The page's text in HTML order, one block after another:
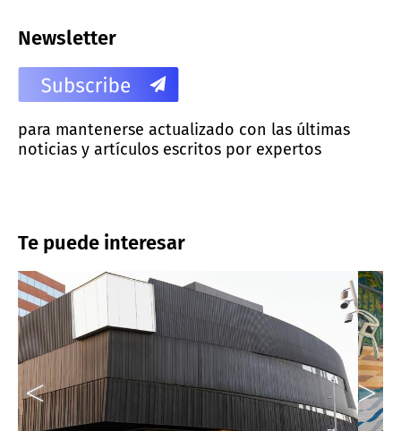
Newsletter
para mantenerse actualizado con las últimas
noticias y artículos escritos por expertos
Te puede interesar